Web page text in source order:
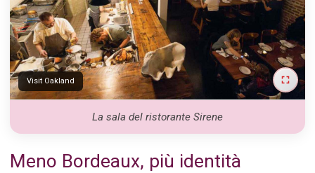
Visit Oakland
La sala del ristorante Sirene
Meno Bordeaux, più identità